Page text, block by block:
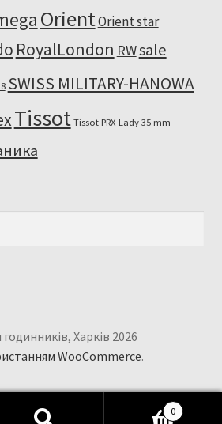
OrientOrient star
RoyalLondon RWsale
SWISS MILITARY-HANOWA
Tissot Tissot PRX Lady 35 mm
Харків 2026
WooCommerce.
0